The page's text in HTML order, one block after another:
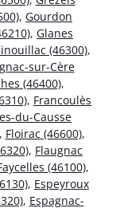
, Gourdon
, Glanes
(46300),
sur-Cère
(46400),
, Francoulès
du-Causse
Floirac (46600),
, Flaugnac
(46100),
, Espeyroux
, Espagnac-